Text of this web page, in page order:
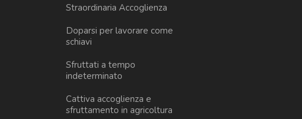
Straordinaria Accoglienza
Doparsi per lavorare come
schiavi
Sfruttati a tempo
indeterminato
Cattiva accoglienza e
sfruttamento in agricoltura